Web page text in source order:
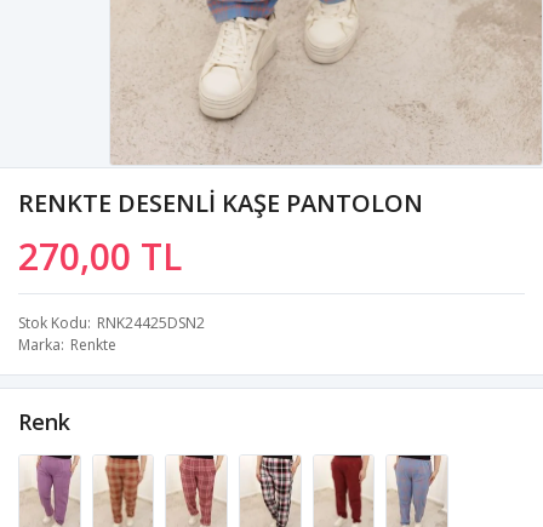
RENKTE DESENLİ KAŞE PANTOLON
270,00 TL
Stok Kodu RNK24425DSN2
Marka Renkte
Renk